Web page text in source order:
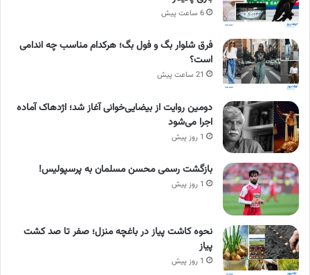
6 ساعت پیش
فرق شلوار بگ و فول بگ؛ هرکدام مناسب چه اندامی
است؟
21 ساعت پیش
دومین روایت از بیضایی‌خوانی آغاز شد؛ اژدهاک آماده
اجرا می‌شود
1 روز پیش
بازگشت رسمی محسن مسلمان به پرسپولیس!
1 روز پیش
نحوه کاشت پیاز در باغچه منزل؛ صفر تا صد کشت
پیاز
1 روز پیش